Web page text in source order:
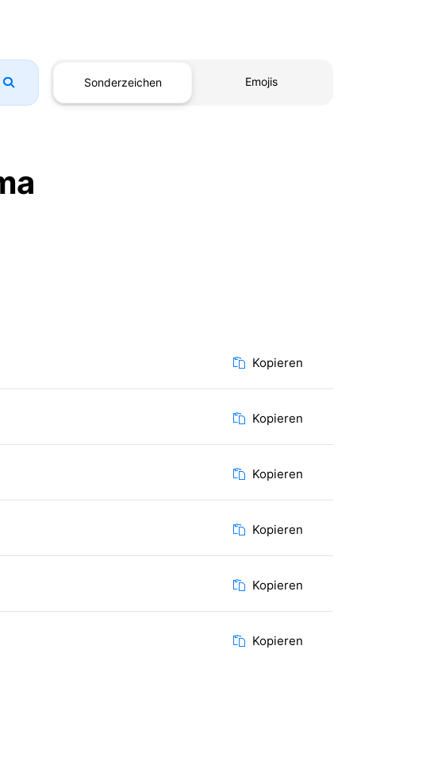
Sonderzeichen Emojis
Kopieren
Kopieren
Kopieren
Kopieren
Kopieren
Kopieren